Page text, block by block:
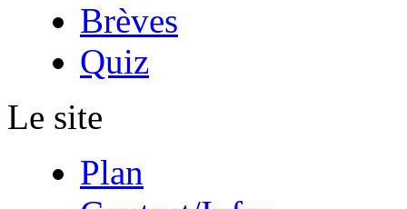
Brèves
Quiz
Le site
Plan